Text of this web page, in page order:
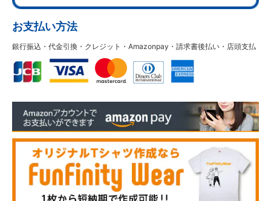
お支払い方法
銀行振込・代金引換・クレジット・Amazonpay・請求書後払い・店頭支払